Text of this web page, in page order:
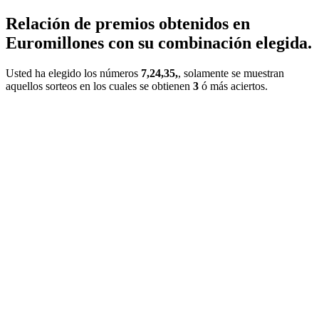
Relación de premios obtenidos en
Euromillones con su combinación elegida.
Usted ha elegido los números 7,24,35,, solamente se muestran
aquellos sorteos en los cuales se obtienen 3 ó más aciertos.